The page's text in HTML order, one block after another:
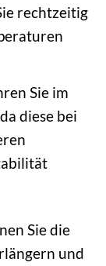
rechtzeitig
Sie im
diese bei
Sie die
und